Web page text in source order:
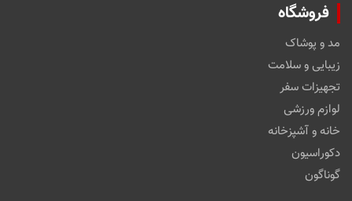
فروشگاه
مد و پوشاک
زیبایی و سلامت
تجهیزات سفر
لوازم ورزشی
خانه و آشپزخانه
دکوراسیون
گوناگون